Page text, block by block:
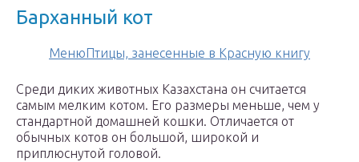
Барханный кот
МенюПтицы, занесенные в Красную книгу
Среди диких животных Казахстана он считается
самым мелким котом. Его размеры меньше, чем у
стандартной домашней кошки. Отличается от
обычных котов он большой, широкой и
приплюснутой головой.